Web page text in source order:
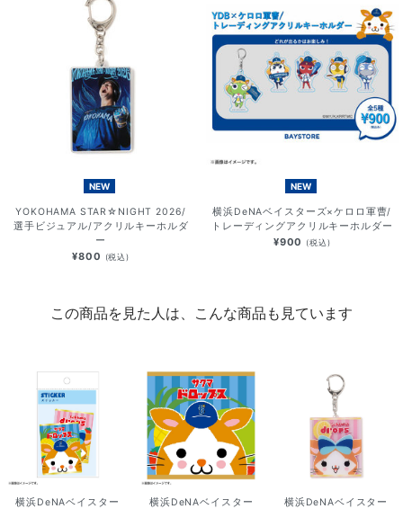
NEW
YOKOHAMA STAR☆NIGHT 2026/
選手ビジュアル/アクリルキーホルダ
ー
¥800 (税込)
NEW
横浜DeNAベイスターズ×ケロロ軍曹/
トレーディングアクリルキーホルダー
¥900 (税込)
この商品を見た人は、こんな商品も見ています
横浜DeNAベイスター
横浜DeNAベイスター
横浜DeNAベイスター